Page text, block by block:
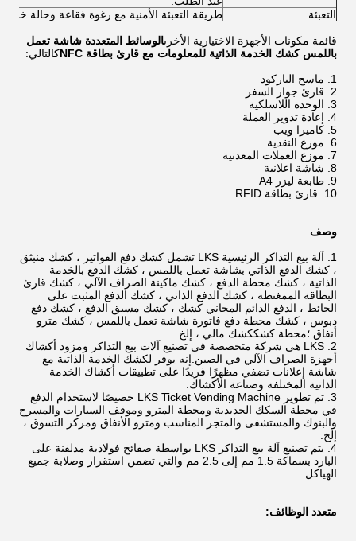
التعبئة
طريقة التعبئة الأمنية مع رغوة فقاعة وحالة
قائمة مكونات الأجهزة الاختيارية الأخرىالوسائط المتعددة شاشة تعمل
باللمس كشك الخدمة الذاتية للمعلومات مع قارئ بطاقة NFC
كالتالي:
ماسح الباركود
قارئ جواز السفر
الوحدة اللاسلكية
إعادة تدوير العملة
كاميرا ويب
موزع النقدية
موزع العملات المعدنية
شاشة اعلانية
طابعة ليزر A4
قارئ بطاقة RFID
وصف
آلة بيع التذاكر الرئيسية LKS تشمل كشك دفع الفواتير ، كشك منبثق
، كشك الدفع الذاتي بشاشة تعمل باللمس ، كشك الدفع بالخدمة
الذاتية ، كشك محطة الدفع ، كشك ماكينة الصراف الآلي ، كشك قارئ
البطاقة الممغنطة ، كشك الدفع الذاتي ، كشك الدفع المثبت على
الحائط ، الدفع الدائم المجاني كشك ، كشك مسبق الدفع ، كشك دفع
دبوس ، كشك محطة دفع فاتورة شاشة تعمل باللمس ، كشك مترو
أنفاق ؛محطة كشككشك مالي ، إلخ.
LKS هي شركة متخصصة في تصنيع آلات بيع التذاكر ومزود أكشاك
أجهزة الصراف الآلي في الصين.إنه يوفر لكشك الخدمة الذاتية مع
شاشة إعلانات تضفي مظهرًا فريدًا على تطبيقات أكشاك الخدمة
الذاتية المختلفة وصناعة الأكشاك.
تم تطوير LKS Ticket Vending Machine خصيصًا لاستخدام الدفع
في محطة السكك الحديدية ومحطة المترو وموقف السيارات والمسرح
والبنوك والمستشفى والمتجر المناسب ومترو الأنفاق ومركز التسوق ،
إلخ.
يتم تصنيع آلة بيع التذاكر LKS بواسطة صفائح فولاذية مدلفنة على
البارد بسماكة 1.5 مم إلى 2.5 مم والتي تضمن استقرار وصلابة جميع
الهياكل.
متعدد الوظائف: